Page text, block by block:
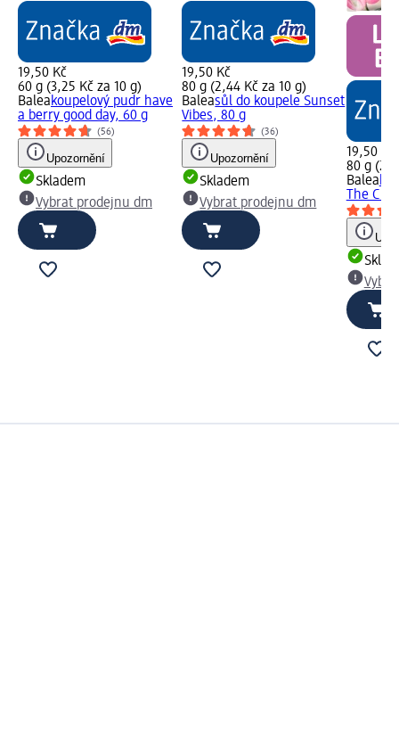
19,50 Kč
60 g (3,25 Kč za 10 g)
Baleakoupelový pudr have
a berry good day, 60 g
(56)
Upozornění
Skladem
Vybrat prodejnu dm
19,50 Kč
80 g (2,44 Kč za 10 g)
Baleasůl do koupele Sunset
Vibes, 80 g
(36)
Upozornění
Skladem
Vybrat prodejnu dm
19,50 Kč
80 g
Balea
The